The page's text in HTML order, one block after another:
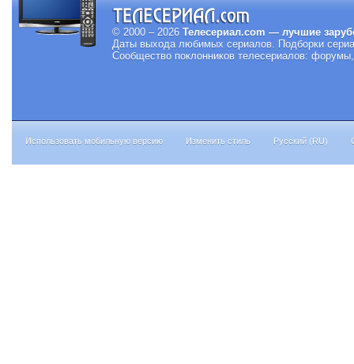
© 2000 – 2026 Телесериал.com — лучшие
Даты выхода любимых сериалов. Подборки
Сообщество поклонников телесериалов:
Использовать мобильную версию Изменить стиль Русский (RU)